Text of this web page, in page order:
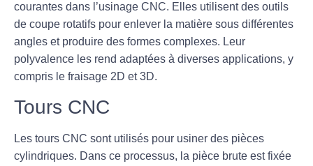
courantes dans l’usinage CNC. Elles utilisent des outils
de coupe rotatifs pour enlever la matière sous différentes
angles et produire des formes complexes. Leur
polyvalence les rend adaptées à diverses applications, y
compris le fraisage 2D et 3D.
Tours CNC
Les tours CNC sont utilisés pour usiner des pièces
cylindriques. Dans ce processus, la pièce brute est fixée